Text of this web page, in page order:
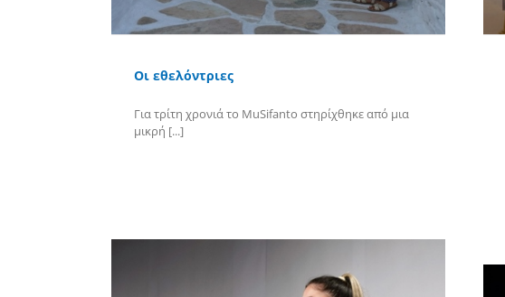
Οι εθελόντριες
Για τρίτη χρονιά το MuSifanto στηρίχθηκε από μια
μικρή [...]